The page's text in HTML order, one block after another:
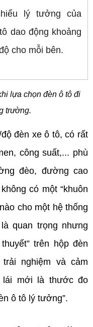
lý tưởng của
dao động khoảng
cho mỗi bên.
lựa chọn đèn ô tô đi
trường.
đèn xe ô tô, có rất
công suất,... phù
đèo, đường cao
có một “khuôn
cho một hệ thống
quan trọng nhưng
trên hộp đèn
nghiệm và cảm
lái mới là thước đo
ô tô lý tưởng”.